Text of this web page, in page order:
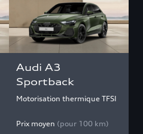
Audi A3
Sportback
Motorisation thermique TFSI
Prix moyen (pour 100 km)